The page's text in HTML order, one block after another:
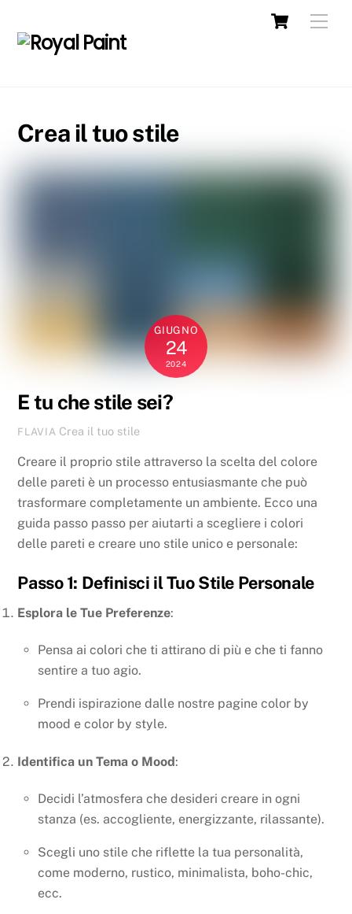
Crea il tuo stile
GIUGNO
24
2024
E tu che stile sei?
FLAVIA Crea il tuo stile
Creare il proprio stile attraverso la scelta del colore
delle pareti è un processo entusiasmante che può
trasformare completamente un ambiente. Ecco una
guida passo passo per aiutarti a scegliere i colori
delle pareti e creare uno stile unico e personale:
Passo 1: Definisci il Tuo Stile Personale
Esplora le Tue Preferenze:
Pensa ai colori che ti attirano di più e che ti fanno
sentire a tuo agio.
Prendi ispirazione dalle nostre pagine color by
mood e color by style.
Identifica un Tema o Mood :
Decidi l’atmosfera che desideri creare in ogni
stanza (es. accogliente, energizzante, rilassante).
Scegli uno stile che riflette la tua personalità,
come moderno, rustico, minimalista, boho-chic,
ecc.